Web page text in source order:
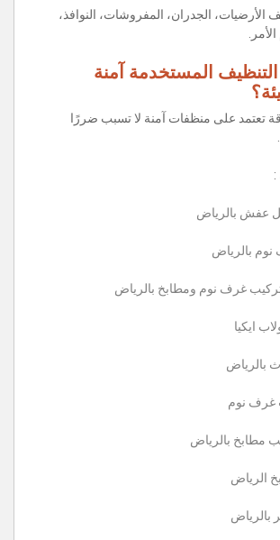
الأرضيات، الجدران، المفروشات، النوافذ،
التنظيف المستخدمة آمنة
تعتمد على منظفات آمنة لا تسبب ضررًا
:
عفش بالرياض
بالرياض
غرف نوم ومطابخ بالرياض
ايكيا
بالرياض
غرف نوم
مطابخ بالرياض
الرياض
بالرياض